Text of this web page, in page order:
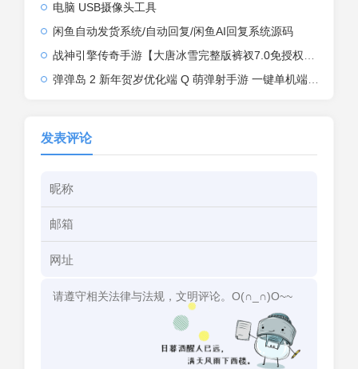
电脑 USB摄像头工具
闲鱼自动发货系统/自动回复/闲鱼AI回复系统源码
战神引擎传奇手游【大唐冰雪完整版裤衩7.0免授权】2026整理特色服务端+寒冬之城+万象古城+天威大陆+大唐盛世【站长亲测】
弹弹岛 2 新年贺岁优化端 Q 萌弹射手游 一键单机端 + Linux 手工端 + GM 后台 + 安卓 iOS 双端带教程
发表评论